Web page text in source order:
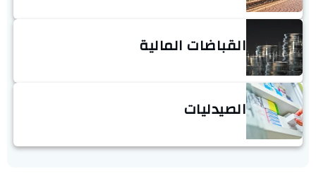
القباضات المالية
الصيدليات